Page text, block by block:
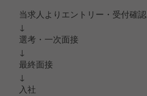
当求人よりエントリー・受付確認
↓
選考・一次面接
↓
最終面接
↓
入社